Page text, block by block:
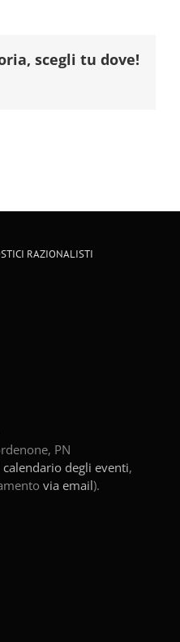
scegli tu dove!
RAZIONALISTI
, PN
calendario degli eventi,
via email).